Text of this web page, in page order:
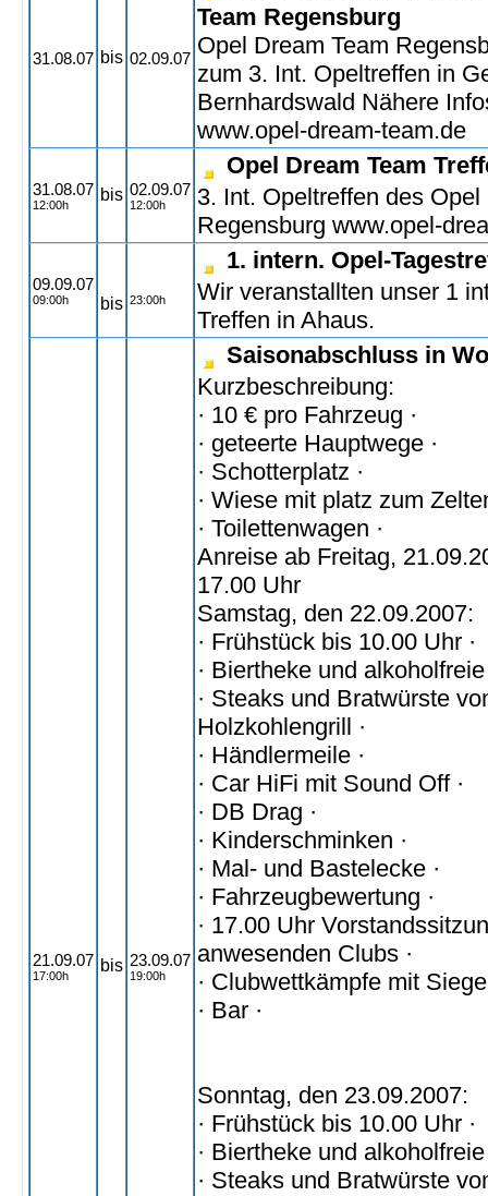
31.08.07 bis 02.09.07
Team Regensburg
Opel Dream Team
zum 3. Int. Opeltreffen in
Bernhardswald Nähere
www.opel-dream-team.de
31.08.07
12:00h
bis 02.09.07
12:00h
Opel Dream Team
3. Int. Opeltreffen des Opel
Regensburg www.opel-
09.09.07
09:00h bis 23:00h
1. intern. Opel-
Wir veranstallten unser 1
Treffen in Ahaus.
21.09.07
17:00h
bis 23.09.07
19:00h
Saisonabschluss in
Kurzbeschreibung:
· 10 € pro Fahrzeug ·
· geteerte Hauptwege ·
· Schotterplatz ·
· Wiese mit platz zum
· Toilettenwagen ·
Anreise ab Freitag,
17.00 Uhr
Samstag, den 22.09.2007:
· Frühstück bis 10.00 Uhr ·
· Biertheke und
· Steaks und Bratwürste
Holzkohlengrill ·
· Händlermeile ·
· Car HiFi mit Sound Off ·
· DB Drag ·
· Kinderschminken ·
· Mal- und Bastelecke ·
· Fahrzeugbewertung ·
· 17.00 Uhr
anwesenden Clubs ·
· Clubwettkämpfe mit
· Bar ·
Sonntag, den 23.09.2007:
· Frühstück bis 10.00 Uhr ·
· Biertheke und
· Steaks und Bratwürste